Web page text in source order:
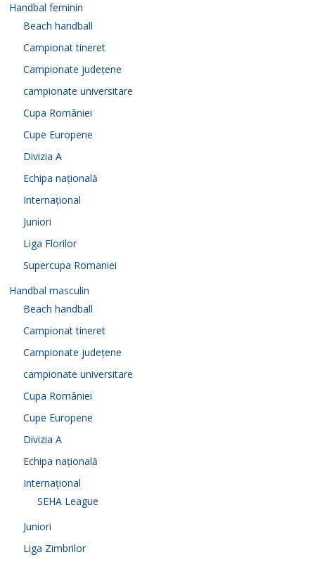
Handbal feminin
Beach handball
Campionat tineret
Campionate județene
campionate universitare
Cupa României
Cupe Europene
Divizia A
Echipa națională
Internațional
Juniori
Liga Florilor
Supercupa Romaniei
Handbal masculin
Beach handball
Campionat tineret
Campionate județene
campionate universitare
Cupa României
Cupe Europene
Divizia A
Echipa națională
Internațional
SEHA League
Juniori
Liga Zimbrilor